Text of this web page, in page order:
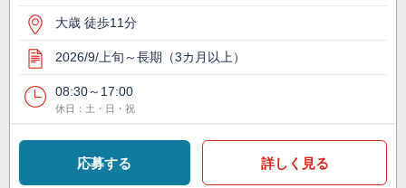
大歳 徒歩11分
2026/9/上旬～長期（3カ月以上）
08:30～17:00
休日：土・日・祝
応募する 詳しく見る